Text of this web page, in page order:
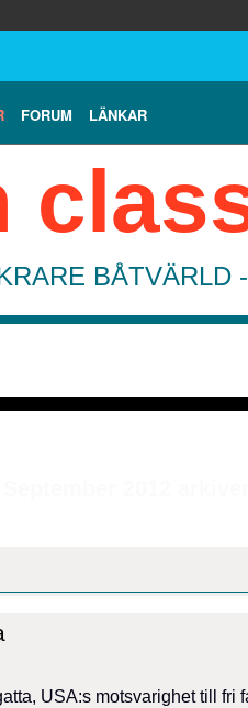
FORUM LÄNKAR
BÅTVÄRLD
USA:s motsvarighet till fri